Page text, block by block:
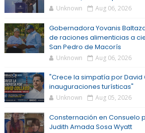
Unknown Aug 06, 2026
Gobernadora Yovanis
de raciones alimenticias a
San Pedro de Macorís
Unknown Aug 06, 2026
"Crece la simpatía por David
inauguraciones turísticas"
Unknown Aug 05, 2026
Consternación en Consuelo
Judith Amada Sosa Wyatt